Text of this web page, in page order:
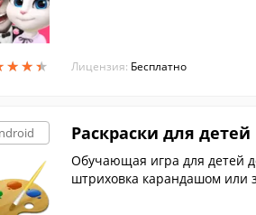
★★★
★★★ Лицензия: Бесплатно
Раскраски для детей
Обучающая игра для детей
штриховка карандашом или